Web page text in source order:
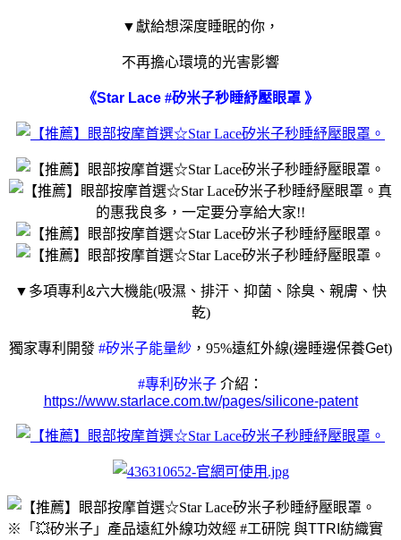
▼ 獻給想深度睡眠的你，
不再擔心環境的光害影響
《Star Lace #矽米子秒睡紓壓眼罩 》
真
的惠我良多，一定要分享給大家!!
▼多項專利 &六大機能(吸濕、排汗、抑菌、除臭、親膚、快
乾)
獨家專利開發 #矽米子能量紗 ， 95%遠紅外線(邊睡邊保養Get)
#專利矽米子 介紹：
https://www.starlace.com.tw/pages/silicone-patent
※「 💥矽米子」產品遠紅外線功效經 #工研院 與TTRI 紡織實